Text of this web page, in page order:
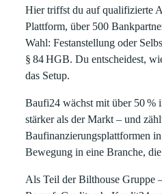
Hier triffst du auf qualifizierte
Plattform, über 500
Wahl:Festanstellung oder
§ 84 HGB. Du entscheidest,
das Setup.
Baufi24 wächst mit über 50 %
stärker als der Markt – und
Baufinanzierungsplattformen
Bewegung in eine Branche,
Als Teil derBilthouse Gruppe